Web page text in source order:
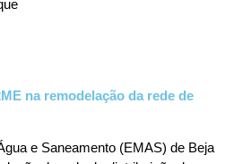
na remodelação da rede de
e Saneamento (EMAS) de Beja